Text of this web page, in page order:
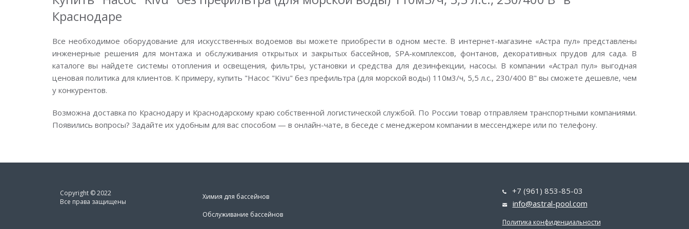
Краснодаре
Все необходимое оборудование для искусственных водоемов вы можете приобрести в одном месте. В интернет-магазине «Астра пул» представлены
инженерные решения для монтажа и обслуживания открытых и закрытых бассейнов, SPA-комплексов, фонтанов, декоративных прудов для сада. В
каталоге вы найдете системы отопления и освещения, фильтры, установки и средства для дезинфекции, насосы. В компании «Астрал пул» выгодная
ценовая политика для клиентов. К примеру, купить "Насос "Kivu" без префильтра (для морской воды) 110м3/ч, 5,5 л.с., 230/400 В" вы сможете дешевле, чем
у конкурентов.
Возможна доставка по Краснодару и Краснодарскому краю собственной логистической службой. По России товар отправляем транспортными компаниями.
Появились вопросы? Задайте их удобным для вас способом — в онлайн-чате, в беседе с менеджером компании в мессенджере или по телефону.
Copyright © 2022
Все права защищены
Химия для бассейнов
Обслуживание бассейнов
+7 (961) 853-85-03
info@astral-pool.com
Политика конфиденциальности